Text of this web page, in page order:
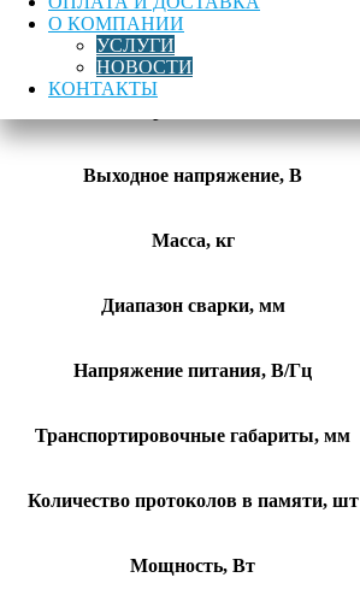
О КОМПАНИИ
УСЛУГИ
НОВОСТИ
КОНТАКТЫ
Время сварки, сек
Выходное напряжение, В
Масса, кг
Диапазон сварки, мм
Напряжение питания, В/Гц
Транспортировочные габариты, мм
Количество протоколов в памяти, шт
Мощность, Вт